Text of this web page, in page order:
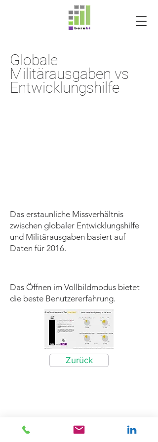
Globale
Militärausgaben vs
Entwicklungshilfe
Das erstaunliche Missverhältnis
zwischen globaler Entwicklungshilfe
und Militärausgaben basiert auf
Daten für 2016.
Das Öffnen im Vollbildmodus bietet
die beste Benutzererfahrung.
Zurück